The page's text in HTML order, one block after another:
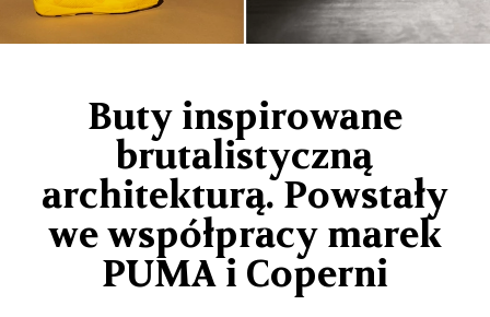
Buty inspirowane
brutalistyczną
architekturą. Powstały
we współpracy marek
PUMA i Coperni